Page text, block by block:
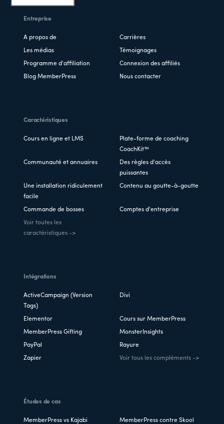
Entreprise
A propos de Carrières
Les médias Témoignages
Programme d'affiliation Connexion des affiliés
Blog MemberPress Nous contacter
Caractéristiques
Cours en ligne et LMS
Plate-forme de coaching
CoachKit™
Communauté et annuaires
Des règles d'accès
puissantes
Une installation ridiculement
facile
Contenu au goutte-à-goutte
Commande de bosses Comptes d'entreprise
Voir toutes les
caractéristiques ->
Intégrations
ActiveCampaign (Version
Tags)
Divi
Elementor Cours sur MemberPress
MemberPress Gifting MonsterInsights
PayPal Rayure
Zapier Voir tous les compléments ->
Études de cas
MemberPress vs Kajabi MemberPress contre Skool